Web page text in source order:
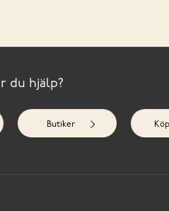
du hjälp?
Butiker